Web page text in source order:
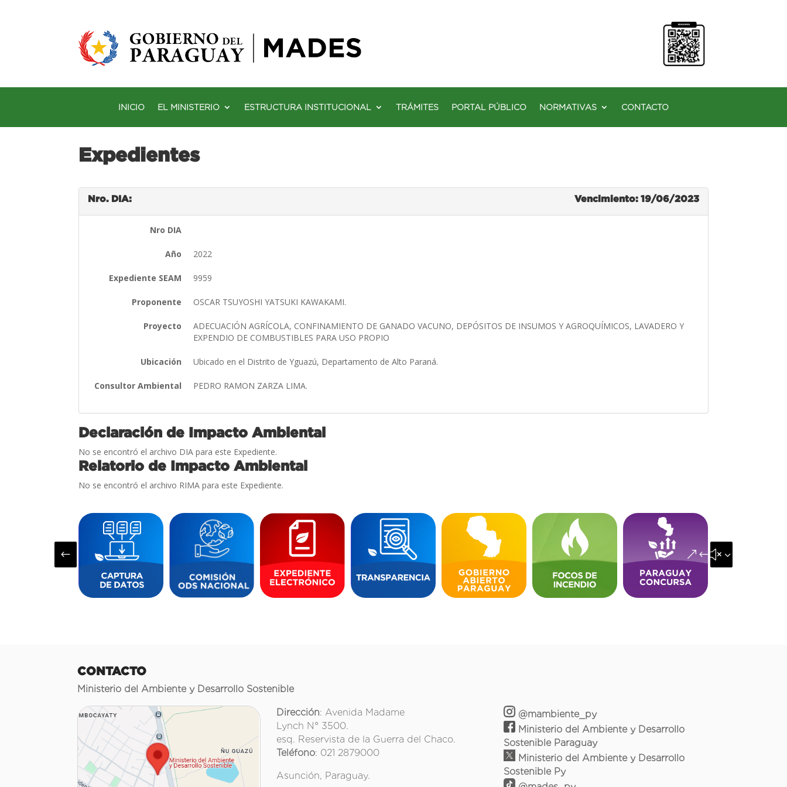
INICIO EL MINISTERIO ESTRUCTURA INSTITUCIONAL TRÁMITES PORTAL PÚBLICO NORMATIVAS CONTACTO
Expedientes
Nro. DIA: Vencimiento: 19/06/2023
Nro DIA
Año 2022
Expediente SEAM 9959
Proponente OSCAR TSUYOSHI YATSUKI KAWAKAMI.
Proyecto
ADECUACIÓN AGRÍCOLA, CONFINAMIENTO DE GANADO VACUNO, DEPÓSITOS DE INSUMOS Y AGROQUÍMICOS, LAVADERO Y
EXPENDIO DE COMBUSTIBLES PARA USO PROPIO
Ubicación Ubicado en el Distrito de Yguazú, Departamento de Alto Paraná.
Consultor Ambiental PEDRO RAMON ZARZA LIMA.
Declaración de Impacto Ambiental
No se encontró el archivo DIA para este Expediente.
Relatorio de Impacto Ambiental
No se encontró el archivo RIMA para este Expediente.
# &#x35;
CONTACTO
Ministerio del Ambiente y Desarrollo Sostenible
Dirección: Avenida Madame
Lynch N° 3500.
esq. Reservista de la Guerra del Chaco.
Teléfono: 021 2879000
Asunción, Paraguay.
@mambiente_py
Ministerio del Ambiente y Desarrollo
Sostenible Paraguay
Ministerio del Ambiente y Desarrollo
Sostenible Py